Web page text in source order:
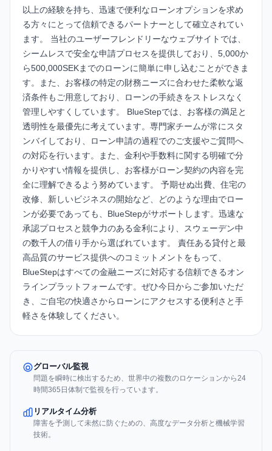
以上の経験を持ち、迅速で便利なローンオプションを求め
る方々にとって信頼できるパートナーとして確立されてい
ます。 当社のユーザーフレンドリーなウェブサイトでは、
シームレスで安全な申請プロセスを提供しており、5,000か
ら500,000SEKまでのローンに簡単に申し込むことができま
す。また、お客様の特定の財務ニーズに合わせた柔軟な返
済条件もご用意しており、ローンの手続きをストレスなく
管理しやすくしています。 BlueStepでは、お客様の満足と
透明性を最優先に考えています。専門家チームが常にスタ
ンバイしており、ローン申請の過程でのご支援やご質問へ
の対応を行います。また、金利や手数料に関する明確で分
かりやすい情報を提供し、お客様がローン契約の内容を完
全に理解できるよう努めています。 予期せぬ出費、住宅の
改修、新しいビジネスの開始など、どのような理由でロー
ンが必要であっても、BlueStepがサポートします。迅速な
承認プロセスと競争力のある金利により、スウェーデン中
の数千人の借り手から選ばれています。 責任ある貸付と最
高品質のサービス提供へのコミットメントをもって、
BlueStepはすべての金融ニーズに対応する信頼できるオン
ラインプラットフォームです。ぜひ今日からご参加いただ
き、ご自宅の快適さからローンにアクセスする便利さと手
軽さを体験してください。
グローバル監視
問題を瞬時に検出するため、世界中の複数のロケーションから24
時間365日体制で監視を行っています。
リアルタイム分析
障害を予測して未然に防ぐための、高度なデータ分析と機械学習
技術。